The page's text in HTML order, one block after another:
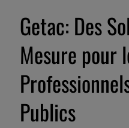
Getac: Des
Mesure pour
Publics